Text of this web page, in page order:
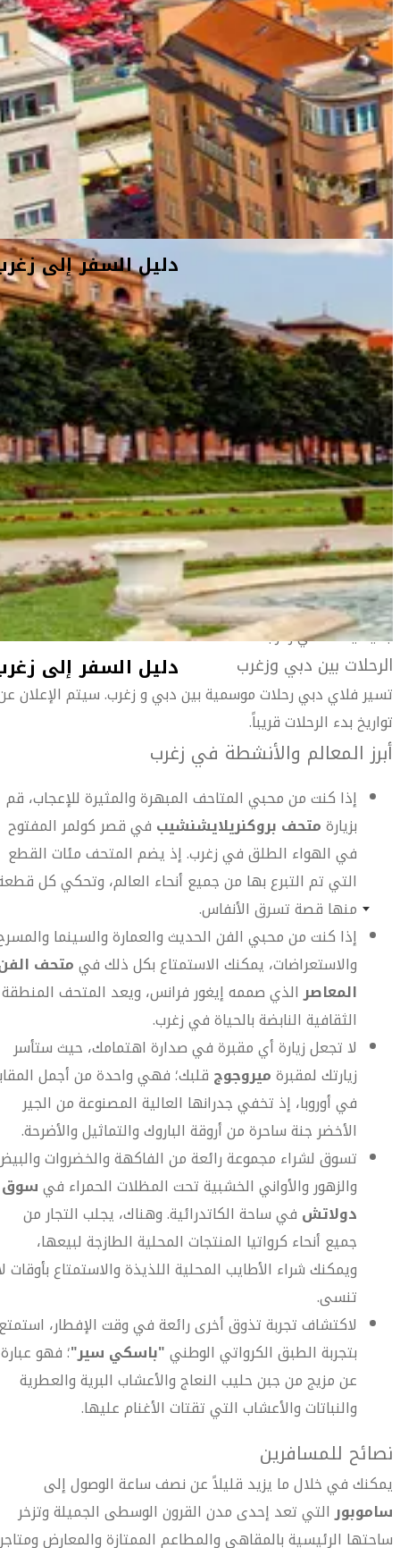
دليل السفر إلى
دليل السفر إلى
دليل السفر إلى
دليل السفر إلى
أفكار السفر
معلومات السفر
المعلومات الخاصة بالمطار
أهلاً بك في زغرب
تمزج زغرب بين تراث أوروبا الغربية والشرقية مزجاً ساحراً خلاباً
ضاحيتها العليا العتيقة وضاحيتها السفلى التي يرجع تاريخها
إلى الإمبراطورية النمساوية المجرية.
وتعد زغرب العاصمة الثقافية والاقتصادية والسياسية لكرواتيا،
وتزخر بأروع صور طاقة الإبداعية إلى جانب لمسات من سحر العالم
القديم. وبصرف النظر عن الطقس أو الموسم، هناك دائماً شيء
جديد يحدث في زغرب.
الرحلات بين دبي وزغرب
تسير فلاي دبي رحلات موسمية بين دبي و زغرب. سيتم الإعلان
تواريخ بدء الرحلات قريباً.
أبرز المعالم والأنشطة في زغرب
إذا كنت من محبي المتاحف المبهرة والمثيرة للإعجاب، قم
بزيارةمتحف بروكنريلايشنشيب في قصر كولمر المفتوح
في الهواء الطلق في زغرب. إذ يضم المتحف مئات القطع
التي تم التبرع بها من جميع أنحاء العالم، وتحكي كل
منها قصة تسرق الأنفاس.
إذا كنت من محبي الفن الحديث والعمارة والسينما
والاستعراضات، يمكنك الاستمتاع بكل ذلك فيمتحف
المعاصرالذي صممه إيغور فرانس، ويعد المتحف المنطقة
الثقافية النابضة بالحياة في زغرب.
لا تجعل زيارة أي مقبرة في صدارة اهتمامك، حيث ستأسر
زيارتك لمقبرةميروجوج قلبك؛ فهي واحدة من أجمل
في أوروبا، إذ تخفي جدرانها العالية المصنوعة من الجير
الأخضر جنة ساحرة من أروقة الباروك والتماثيل والأضرحة.
تسوق لشراء مجموعة رائعة من الفاكهة والخضروات
والزهور والأواني الخشبية تحت المظلات الحمراء فيسوق
دولاتش في ساحة الكاتدرائية. وهناك، يجلب التجار من
جميع أنحاء كرواتيا المنتجات المحلية الطازجة لبيعها،
ويمكنك شراء الأطايب المحلية اللذيذة والاستمتاع بأوقات
تنسى.
لاكتشاف تجربة تذوق أخرى رائعة في وقت الإفطار،
بتجربة الطبق الكرواتي الوطني"باسكي سير"؛ فهو عبارة
عن مزيج من جبن حليب النعاج والأعشاب البرية والعطرية
والنباتات والأعشاب التي تقتات الأغنام عليها.
نصائح للمسافرين
يمكنك في خلال ما يزيد قليلاً عن نصف ساعة الوصول إلى
ساموبورالتي تعد إحدى مدن القرون الوسطى الجميلة وتزخر
ساحتها الرئيسية بالمقاهي والمطاعم الممتازة والمعارض ومتاجر